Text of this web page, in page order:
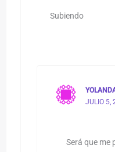
Subiendo
JULIO 5,
Será que me